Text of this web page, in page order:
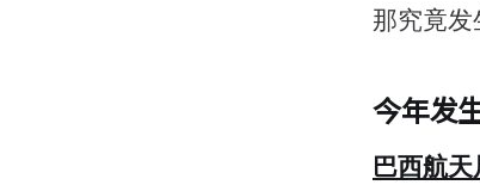
那究竟
今年发
巴西航